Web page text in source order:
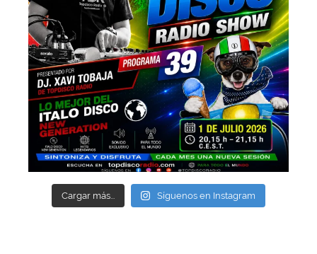
Cargar más... Síguenos en Instagram